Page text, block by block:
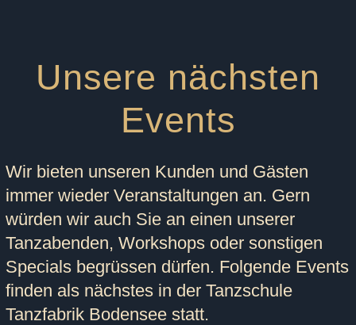
Unsere nächsten
Events
Wir bieten unseren Kunden und Gästen
immer wieder Veranstaltungen an. Gern
würden wir auch Sie an einen unserer
Tanzabenden, Workshops oder sonstigen
Specials begrüssen dürfen. Folgende Events
finden als nächstes in der Tanzschule
Tanzfabrik Bodensee statt.